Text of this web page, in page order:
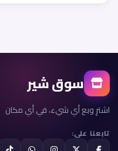
سوق شير
اشترِ وبع أي شيء، في أي مكان
تابعنا على: